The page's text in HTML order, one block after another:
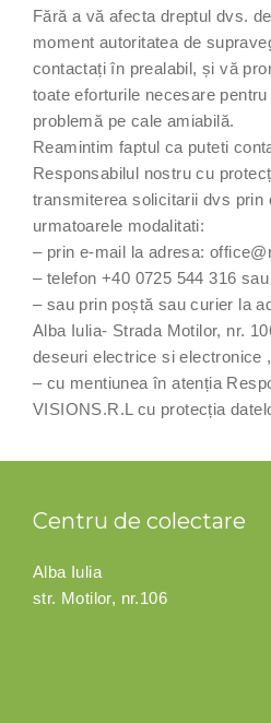
Fără a vă afecta dreptul dvs.
moment autoritatea de
contactați în prealabil, și vă
toate eforturile necesare
problemă pe cale amiabilă.
Reamintim faptul ca puteti
Responsabilul nostru cu
transmiterea solicitarii dvs prin
urmatoarele modalitati:
– prin e-mail la adresa:
– telefon +40 0725 544 316
– sau prin poștă sau curier la
Alba Iulia- Strada Motilor, nr.
deseuri electrice si electronice
– cu mentiunea în atenția
VISIONS.R.L cu protecția
Centru de colectare
Alba Iulia
str. Motilor, nr.106